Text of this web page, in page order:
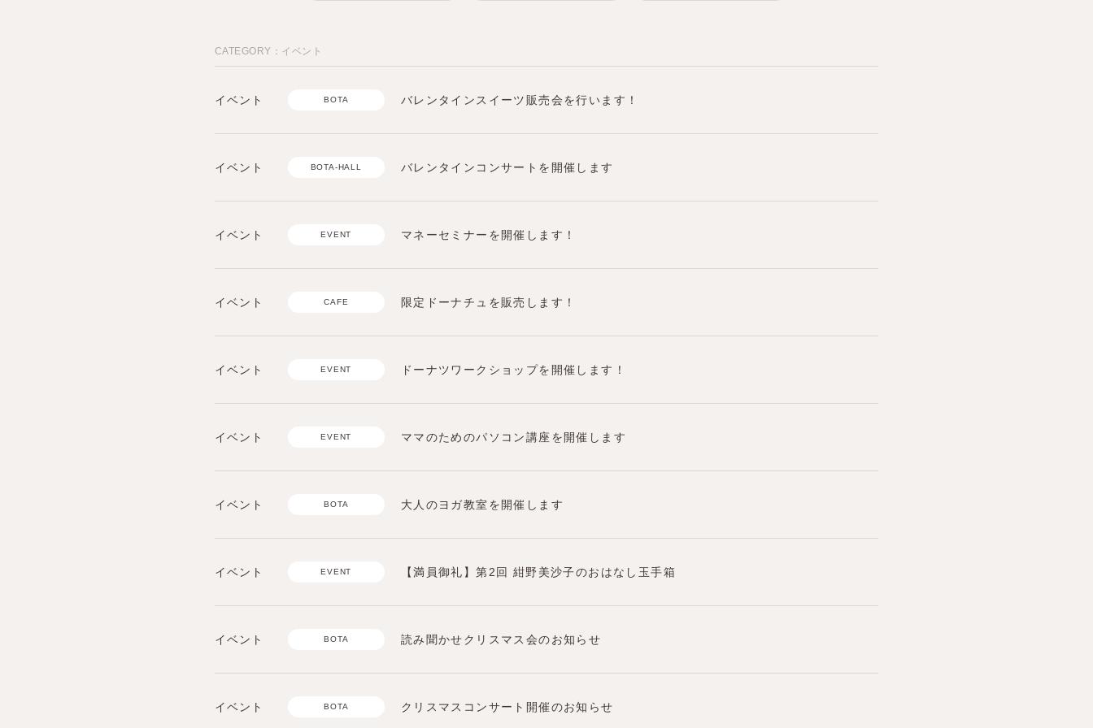
CATEGORY：イベント
イベント BOTA バレンタインスイーツ販売会を行います！
イベント BOTA-HALL バレンタインコンサートを開催します
イベント EVENT マネーセミナーを開催します！
イベント CAFE 限定ドーナチュを販売します！
イベント EVENT ドーナツワークショップを開催します！
イベント EVENT ママのためのパソコン講座を開催します
イベント BOTA 大人のヨガ教室を開催します
イベント EVENT 【満員御礼】第2回 紺野美沙子のおはなし玉手箱
イベント BOTA 読み聞かせクリスマス会のお知らせ
イベント BOTA クリスマスコンサート開催のお知らせ